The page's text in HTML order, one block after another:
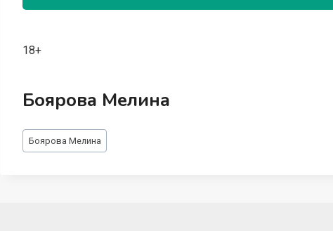
18+
Боярова Мелина
Метки
записи:
Боярова Мелина